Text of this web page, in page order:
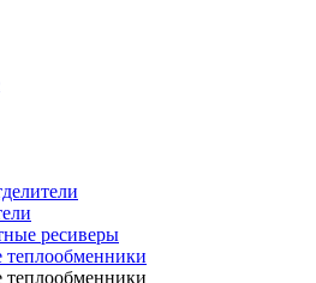
ресиверы
теплообменники
теплообменники